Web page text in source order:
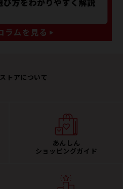
ストアについて
あんしん
ショッピングガイド